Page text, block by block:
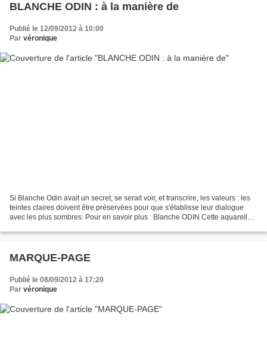
BLANCHE ODIN : à la manière de
Publié le 12/09/2012 à 10:00
Par véronique
Si Blanche Odin avait un secret, se serait voir, et transcrire, les valeurs : les
teintes claires doivent être préservées pour que s'établisse leur dialogue
avec les plus sombres. Pour en savoir plus : Blanche ODIN Cette aquarelle
MARQUE-PAGE
Publié le 08/09/2012 à 17:20
Par véronique